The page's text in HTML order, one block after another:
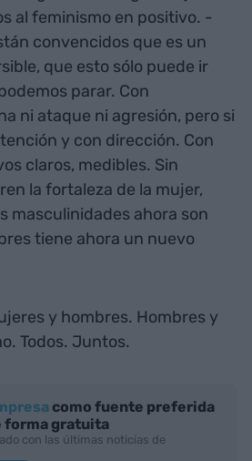
al feminismo en positivo. -
convencidos que es un
que esto sólo puede ir
parar. Con
ni ataque ni agresión, pero si
y con dirección. Con
claros, medibles. Sin
la fortaleza de la mujer,
masculinidades ahora son
tiene ahora un nuevo
y hombres. Hombres y
Todos. Juntos.
como fuente preferida
forma gratuita
con las últimas noticias de